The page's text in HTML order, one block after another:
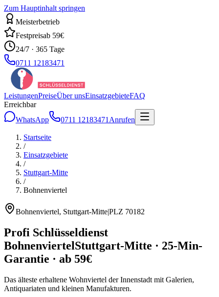
Zum Hauptinhalt springen
Meisterbetrieb
Festpreisab 59€
24/7 · 365 Tage
0711 12183471
LeistungenPreiseÜber unsEinsatzgebieteFAQ
Erreichbar
WhatsApp
0711 12183471 Anrufen
Startseite
/
Einsatzgebiete
/
Stuttgart-Mitte
/
Bohnenviertel
Bohnenviertel, Stuttgart-Mitte|PLZ 70182
Profi Schlüsseldienst
BohnenviertelStuttgart-Mitte · 25-Min-
Garantie · ab 59€
Das älteste erhaltene Wohnviertel der Innenstadt mit Galerien,
Antiquariaten und kleinen Manufakturen.